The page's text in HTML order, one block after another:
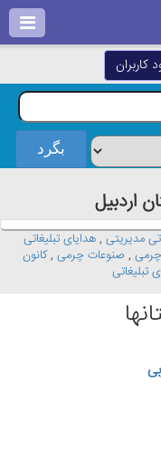
کاربران
اردبيل
مدیریتی , هدایای تبلیغاتی
, صنوعات چرمی ,کانون
تبلیغاتی